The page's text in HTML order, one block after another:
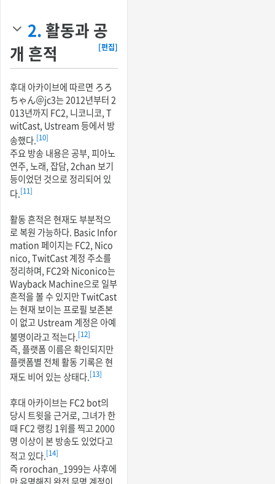
2. 활동과 공
개 흔적
[편집]
후대 아카이브에 따르면 ろろ
ちゃん＠jc3는 2012년부터 2
013년까지 FC2, 니코니코, T
witCast, Ustream 등에서 방
송했다.[10]
주요 방송 내용은 공부, 피아노
연주, 노래, 잡담, 2chan 보기
등이었던 것으로 정리되어 있
다.[11]
활동 흔적은 현재도 부분적으
로 복원 가능하다. Basic Infor
mation 페이지는 FC2, Nico
nico, TwitCast 계정 주소를
정리하며, FC2와 Niconico는
Wayback Machine으로 일부
흔적을 볼 수 있지만 TwitCast
는 현재 보이는 프로필 보존본
이 없고 Ustream 계정은 아예
불명이라고 적는다.[12]
즉, 플랫폼 이름은 확인되지만
플랫폼별 전체 활동 기록은 현
재도 비어 있는 상태다.[13]
후대 아카이브는 FC2 bot의
당시 트윗을 근거로, 그녀가 한
때 FC2 랭킹 1위를 찍고 2000
명 이상이 본 방송도 있었다고
적고 있다.[14]
즉 rorochan_1999는 사후에